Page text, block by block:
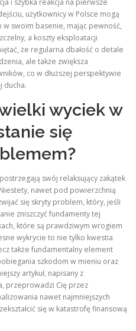
użytkownicy w Polsce mogą
w swoim basenie, mając pewność,
a koszty eksploatacji
że regularna dbałość o detale
ale także zwiększa
co w dłuższej perspektywie
ducha.
wyciek w
się
swój relaksujący zakątek
nawet pod powierzchnią
się skryty problem, który, jeśli
zniszczyć fundamenty tej
które są prawdziwym wrogiem
wykrycie to nie tylko kwestia
także fundamentalny element
szkodom w mieniu oraz
artykuł, napisany z
przeprowadzi Cię przez
nawet najmniejszych
się w katastrofę finansową